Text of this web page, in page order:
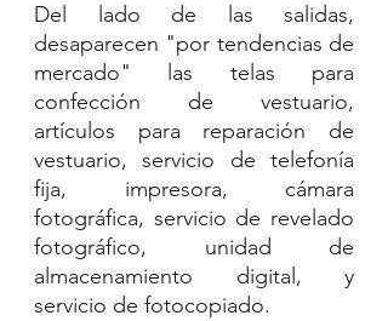
Del lado de las salidas,
desaparecen "por tendencias de
mercado" las telas para
confección de vestuario,
artículos para reparación de
vestuario, servicio de telefonía
fija, impresora, cámara
fotográfica, servicio de revelado
fotográfico, unidad de
almacenamiento digital, y
servicio de fotocopiado.